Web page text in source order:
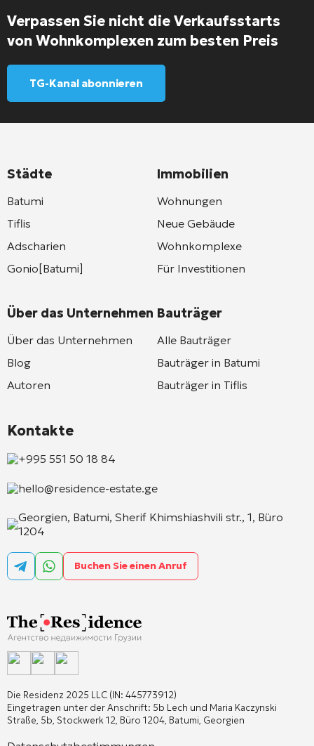
Verpassen Sie nicht die Verkaufsstarts
von Wohnkomplexen zum besten Preis
TG-Kanal abonnieren
Die Residenz 2025 LLC (IN: 445773912)
Eingetragen unter der Anschrift: 5b Lech und Maria Kaczynski
Straße, 5b, Stockwerk 12, Büro 1204, Batumi, Georgien
Städte
Batumi
Tiflis
Adscharien
Gonio[Batumi]
Über das Unternehmen
Über das Unternehmen
Blog
Autoren
Immobilien
Wohnungen
Neue Gebäude
Wohnkomplexe
Für Investitionen
Bauträger
Alle Bauträger
Bauträger in Batumi
Bauträger in Tiflis
Kontakte
+995 551 50 18 84
hello@residence-estate.ge
Georgien, Batumi, Sherif Khimshiashvili str., 1, Büro
1204
Buchen Sie einen Anruf